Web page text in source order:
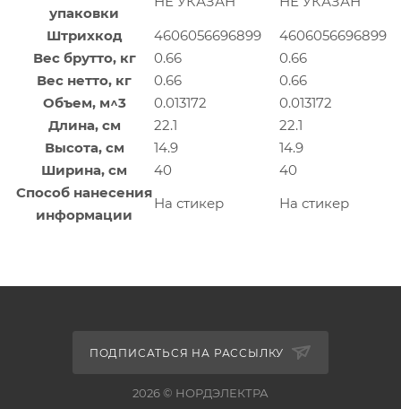
упаковки
Штрихкод
4606056696899
4606056696899
Вес брутто, кг
0.66
0.66
Вес нетто, кг
0.66
0.66
Объем, м^3
0.013172
0.013172
Длина, см
22.1
22.1
Высота, см
14.9
14.9
Ширина, см
40
40
Способ нанесения
информации
На стикер На стикер
ПОДПИСАТЬСЯ НА РАССЫЛКУ
2026 © НОРДЭЛЕКТРА